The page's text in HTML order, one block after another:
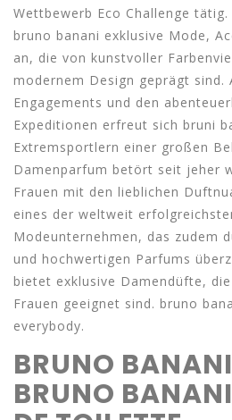
Wettbewerb Eco Challenge
bruno banani exklusive Mode,
an, die von kunstvoller
modernem Design geprägt sind.
Engagements und den
Expeditionen erfreut sich bruni
Extremsportlern einer großen
Damenparfum betört seit jeher
Frauen mit den lieblichen
eines der weltweit
Modeunternehmen, das zudem
und hochwertigen Parfums
bietet exklusive Damendüfte,
Frauen geeignet sind. bruno
everybody.
BRUNO
BRUNO